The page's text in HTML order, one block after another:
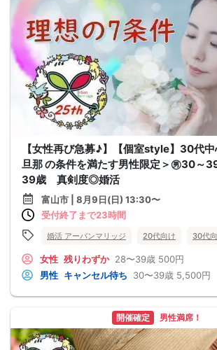
【女性再び急募♪】【個室style】30代
旦那 の条件を満たす男性限定＞㊚30～
39歳 真剣度◎婚活
富山市 | 8月9日(日) 13:30〜
受付終了まで23時間
婚活 アーバンマリッジ 20代向け 30代
女性 残りわずか 28〜39歳 500円
男性 キャンセル待ち 30〜39歳 5,500円
開催確定 男性満席！